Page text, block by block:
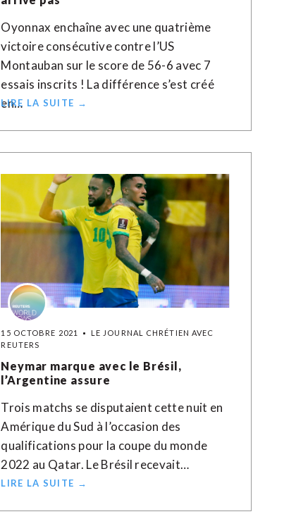
Oyonnax enchaîne avec une quatrième
victoire consécutive contre l’US
Montauban sur le score de 56-6 avec 7
essais inscrits ! La différence s’est créé
en…
LIRE LA SUITE →
15 OCTOBRE 2021
LE JOURNAL CHRÉTIEN AVEC
REUTERS
Neymar marque avec le Brésil,
l’Argentine assure
Trois matchs se disputaient cette nuit en
Amérique du Sud à l’occasion des
qualifications pour la coupe du monde
2022 au Qatar. Le Brésil recevait…
LIRE LA SUITE →